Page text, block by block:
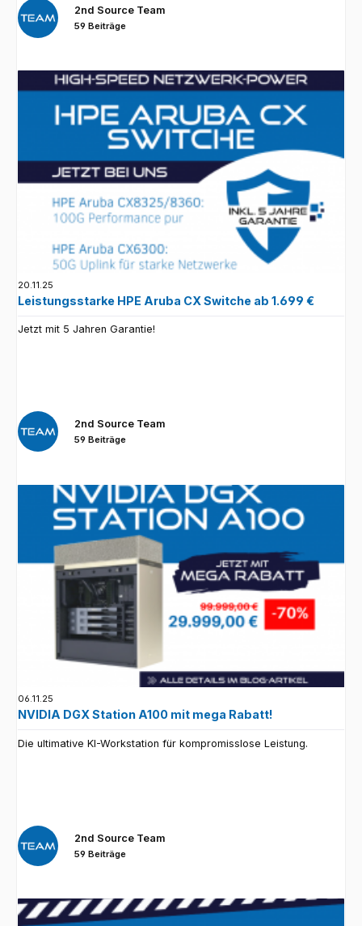
2nd Source Team
59 Beiträge
20.11.25
Leistungsstarke HPE Aruba CX Switche ab 1.699 €
Jetzt mit 5 Jahren Garantie!
2nd Source Team
59 Beiträge
06.11.25
NVIDIA DGX Station A100 mit mega Rabatt!
Die ultimative KI-Workstation für kompromisslose Leistung.
2nd Source Team
59 Beiträge